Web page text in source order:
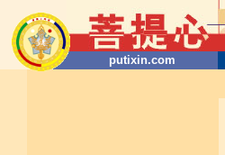
putixin.com